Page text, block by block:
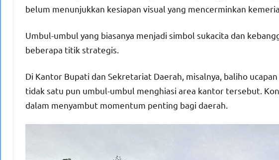
belum menunjukkan kesiapan visual yang mencerminkan
Umbul-umbul yang biasanya menjadi simbol sukacita dan
beberapa titik strategis.
Di Kantor Bupati dan Sekretariat Daerah, misalnya, baliho
tidak satu pun umbul-umbul menghiasi area kantor tersebut.
dalam menyambut momentum penting bagi daerah.